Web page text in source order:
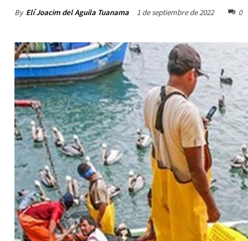
By Elí Joacim del Aguila Tuanama 1 de septiembre de 2022 0